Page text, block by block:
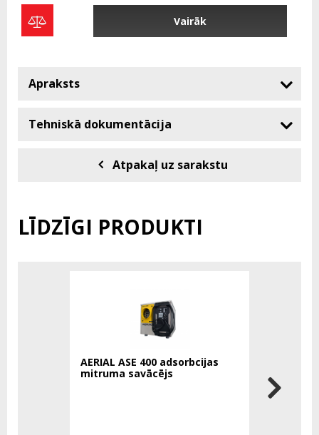
Vairāk
Apraksts
Tehniskā dokumentācija
Atpakaļ uz sarakstu
LĪDZĪGI PRODUKTI
AERIAL ASE 400 adsorbcijas
mitruma savācējs